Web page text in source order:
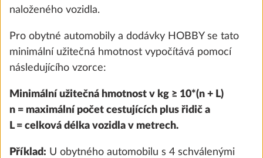
Přípojka pro přívod vody z vodovodního
řadu
naloženého vozidla.
Pro obytné automobily a dodávky HOBBY se tato
minimální užitečná hmotnost vypočítává pomocí
následujícího vzorce:
Minimální užitečná hmotnost v kg ≥ 10*(n + L)
n = maximální počet cestujících plus řidič a
L = celková délka vozidla v metrech.
Příklad: U obytného automobilu s 4 schválenými